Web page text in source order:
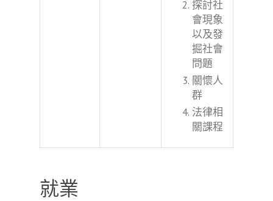
探討社
會現象
以及發
掘社會
問題
關懷人
群
法律相
關課程
就業